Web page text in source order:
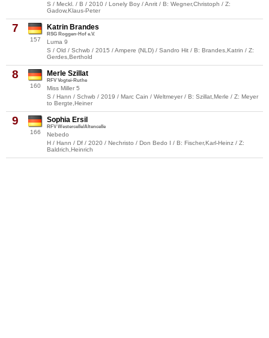
S / Meckl. / B / 2010 / Lonely Boy / Anrit / B: Wegner,Christoph / Z:
Gadow,Klaus-Peter
7
157
Katrin Brandes
RSG Roggen-Hof e.V.
Luma 9
S / Old / Schwb / 2015 / Ampere (NLD) / Sandro Hit / B: Brandes,Katrin / Z:
Gerdes,Berthold
8
160
Merle Szillat
RFV Vogtei-Ruthe
Miss Miller 5
S / Hann / Schwb / 2019 / Marc Cain / Weltmeyer / B: Szillat,Merle / Z: Meyer
to Bergte,Heiner
9
166
Sophia Ersil
RFV Westercelle/Altencelle
Nebedo
H / Hann / Df / 2020 / Nechristo / Don Bedo I / B: Fischer,Karl-Heinz / Z:
Baldrich,Heinrich